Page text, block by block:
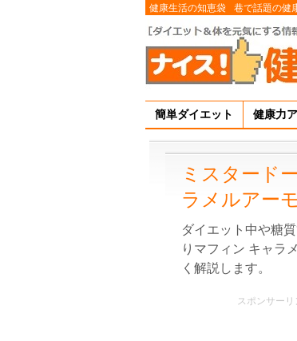
健康生活の知恵袋 巷で話題の健
簡単ダイエット 健康力
ミスタード
ラメルアー
ダイエット中や糖
りマフィン キャラ
く解説します。
スポンサーリ